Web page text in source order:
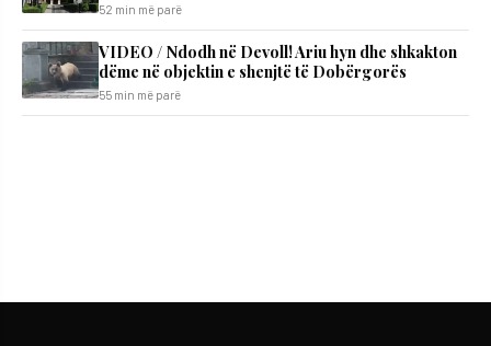
52 min më parë
VIDEO / Ndodh në Devoll! Ariu hyn dhe shkakton
dëme në objektin e shenjtë të Dobërgorës
55 min më parë